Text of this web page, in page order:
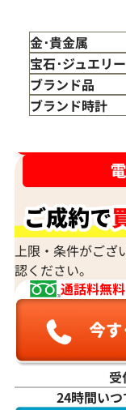
2022年12月10日
Pt･Pm900 ルビー
ブローチ R0.27 ct
参考買取価格
ASK
金･貴金属
金 買取
金のインゴット
金のアクセサリ
金のブレスレ
金のブローチ
金のペンダント
金の仏像 買取
金杯 買取
金歯 買取
金貨･銀貨 買取
大判･小判 買取
イエローゴー
ピンクゴールド
ホワイトゴール
金コンビ 買取
宝石･ジュエリー
宝石･ジュエリー
ダイヤモンド 買
サファイア 買取
オパール 買取
トルマリン 買取
翡翠 買取
パライバトルマ
パール 買取
ブランド品
バッグ･小物 買取
ルイ･ヴィトン
カルティエ 買取
ティファニー
ブルガリ 買取
ハリー･ウィン
ヴァンクリーフ&
アーペル 買取
ブシュロン 買取
ミキモト 買取
ショーメ 買取
買取可能な商
ブランド時計
フィリップ 買取
オーデマピゲ
カルティエ 買取
エルメス 買取
シャネル 買取
オメガ 買取
ブレゲ 買取
リシャール・ミ
ブライトリング
上限・条件がござ
認ください。
通話料無料
24時間い